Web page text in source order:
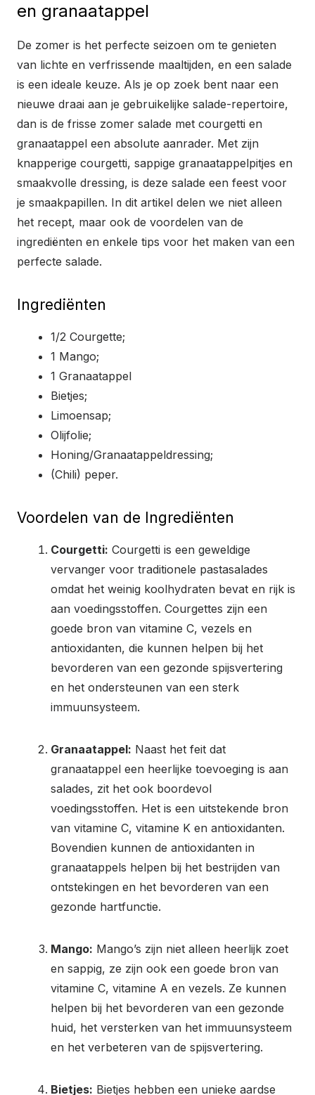
en granaatappel
De zomer is het perfecte seizoen om te genieten
van lichte en verfrissende maaltijden, en een salade
is een ideale keuze. Als je op zoek bent naar een
nieuwe draai aan je gebruikelijke salade-repertoire,
dan is de frisse zomer salade met courgetti en
granaatappel een absolute aanrader. Met zijn
knapperige courgetti, sappige granaatappelpitjes en
smaakvolle dressing, is deze salade een feest voor
je smaakpapillen. In dit artikel delen we niet alleen
het recept, maar ook de voordelen van de
ingrediënten en enkele tips voor het maken van een
perfecte salade.
Ingrediënten
1/2 Courgette;
1 Mango;
1 Granaatappel
Bietjes;
Limoensap;
Olijfolie;
Honing/Granaatappeldressing;
(Chili) peper.
Voordelen van de Ingrediënten
Courgetti: Courgetti is een geweldige
vervanger voor traditionele pastasalades
omdat het weinig koolhydraten bevat en rijk is
aan voedingsstoffen. Courgettes zijn een
goede bron van vitamine C, vezels en
antioxidanten, die kunnen helpen bij het
bevorderen van een gezonde spijsvertering
en het ondersteunen van een sterk
immuunsysteem.
Granaatappel: Naast het feit dat
granaatappel een heerlijke toevoeging is aan
salades, zit het ook boordevol
voedingsstoffen. Het is een uitstekende bron
van vitamine C, vitamine K en antioxidanten.
Bovendien kunnen de antioxidanten in
granaatappels helpen bij het bestrijden van
ontstekingen en het bevorderen van een
gezonde hartfunctie.
Mango: Mango’s zijn niet alleen heerlijk zoet
en sappig, ze zijn ook een goede bron van
vitamine C, vitamine A en vezels. Ze kunnen
helpen bij het bevorderen van een gezonde
huid, het versterken van het immuunsysteem
en het verbeteren van de spijsvertering.
Bietjes: Bietjes hebben een unieke aardse